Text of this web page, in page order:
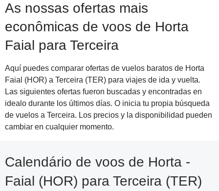
As nossas ofertas mais
econômicas de voos de Horta
Faial para Terceira
Aquí puedes comparar ofertas de vuelos baratos de Horta
Faial (HOR) a Terceira (TER) para viajes de ida y vuelta.
Las siguientes ofertas fueron buscadas y encontradas en
idealo durante los últimos días. O inicia tu propia búsqueda
de vuelos a Terceira. Los precios y la disponibilidad pueden
cambiar en cualquier momento.
Calendário de voos de Horta -
Faial (HOR) para Terceira (TER)